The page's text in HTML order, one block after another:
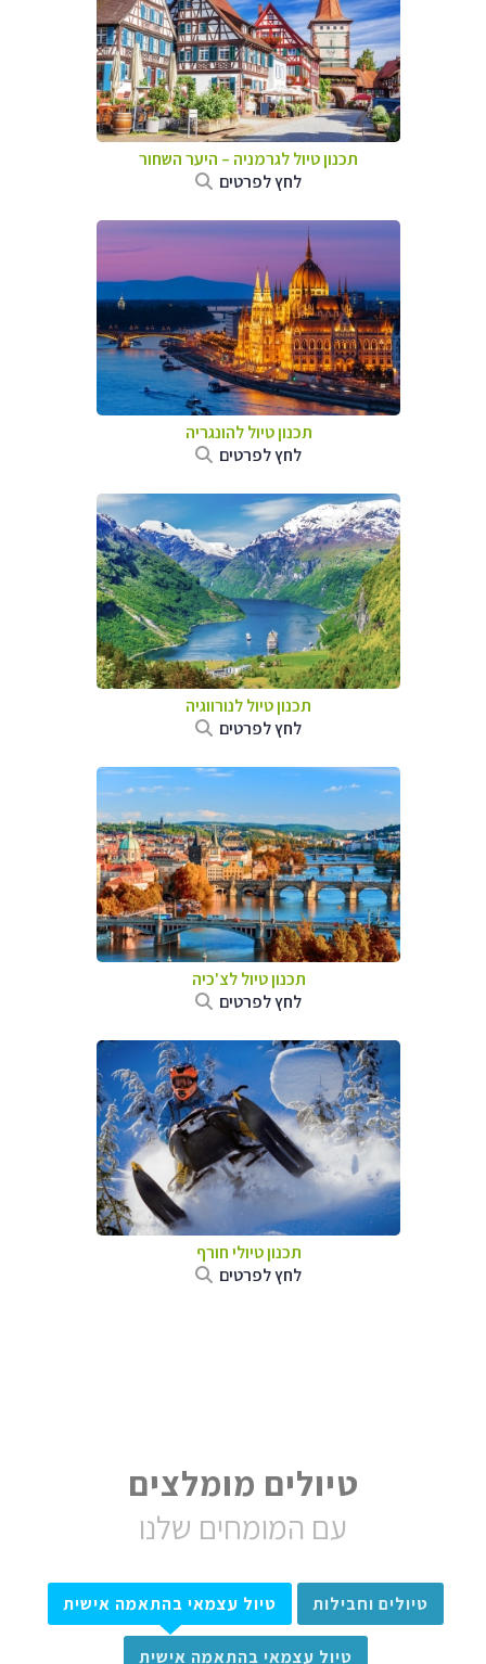
תכנון טיול לגרמניה – היער השחור
לחץ לפרטים
תכנון טיול להונגריה
לחץ לפרטים
תכנון טיול לנורווגיה
לחץ לפרטים
תכנון טיול לצ'כיה
לחץ לפרטים
תכנון טיולי חורף
לחץ לפרטים
טיולים מומלצים
עם המומחים שלנו
טיולים וחבילות טיול עצמאי בהתאמה אישית
טיול עצמאי בהתאמה אישית